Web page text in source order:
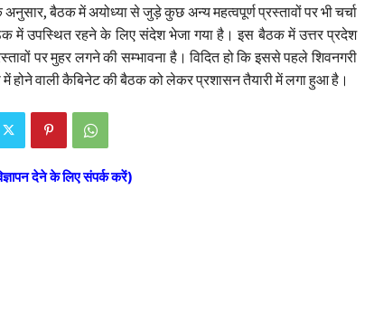
बैठक में अयोध्या से जुड़े कुछ अन्य महत्वपूर्ण प्रस्तावों पर भी चर्चा
में उपस्थित रहने के लिए संदेश भेजा गया है। इस बैठक में उत्तर प्रदेश
पर मुहर लगने की सम्भावना है। विदित हो कि इससे पहले शिवनगरी
होने वाली कैबिनेट की बैठक को लेकर प्रशासन तैयारी में लगा हुआ है।
देने के लिए संपर्क करें)